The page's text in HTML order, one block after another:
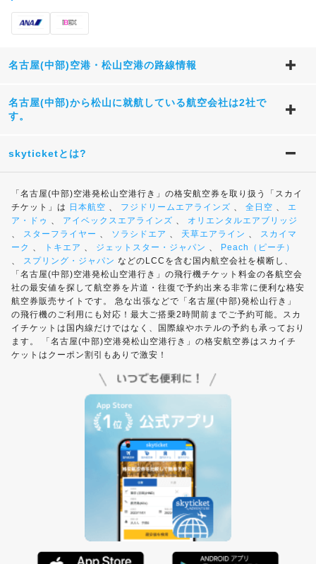
名古屋(中部)空港・松山空港の路線情報
名古屋(中部)から松山に就航している航空会社は2社で
す。
skyticketとは?
「名古屋(中部)空港発松山空港行き」の格安航空券を取り扱う「スカイ
チケット」は 日本航空 、 フジドリームエアラインズ 、 全日空 、 エ
ア・ドゥ 、 アイベックスエアラインズ 、 オリエンタルエアブリッジ
、 スターフライヤー 、 ソラシドエア 、 天草エアライン 、 スカイマ
ーク 、 トキエア 、 ジェットスター・ジャパン 、
Peach（ピーチ）
、 スプリング・ジャパン などのLCCを含む国内航空会社を横断し、
「名古屋(中部)空港発松山空港行き」の飛行機チケット料金の各航空会
社の最安値を探して航空券を片道・往復で予約出来る非常に便利な格安
航空券販売サイトです。 急な出張などで「名古屋(中部)発松山行き」
の飛行機のご利用にも対応！最大ご搭乗2時間前までご予約可能。スカ
イチケットは国内線だけではなく、国際線やホテルの予約も承っており
ます。 「名古屋(中部)空港発松山空港行き」の格安航空券はスカイチ
ケットはクーポン割引もありで激安！